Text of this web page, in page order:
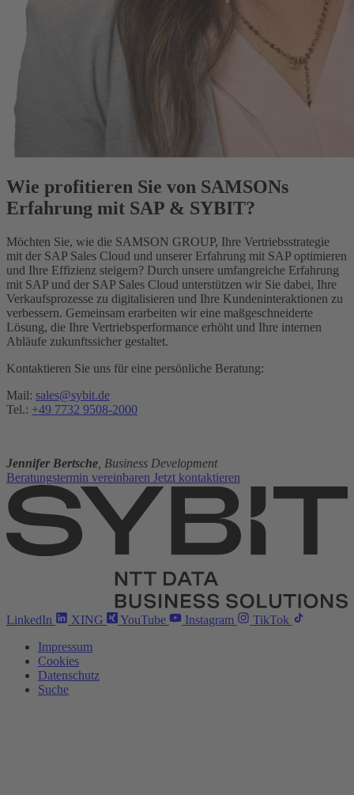
Wie profitieren Sie von SAMSONs
Erfahrung mit SAP & SYBIT?
Möchten Sie, wie die SAMSON GROUP, Ihre Vertriebsstrategie
mit der SAP Sales Cloud und unserer Erfahrung mit SAP optimieren
und Ihre Effizienz steigern? Durch unsere umfangreiche Erfahrung
mit SAP und der SAP Sales Cloud unterstützen wir Sie dabei, Ihre
Verkaufsprozesse zu digitalisieren und Ihre Kundeninteraktionen zu
verbessern. Gemeinsam erarbeiten wir eine maßgeschneiderte
Lösung, die Ihre Vertriebsperformance erhöht und Ihre internen
Abläufe zukunftssicher gestaltet.
Kontaktieren Sie uns für eine persönliche Beratung:
Mail: sales@sybit.de
Tel.: +49 7732 9508-2000
Jennifer Bertsche , Business Development
Beratungstermin vereinbaren Jetzt kontaktieren
LinkedIn XING YouTube Instagram
TikTok
Impressum
Cookies
Datenschutz
Suche